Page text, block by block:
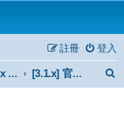
登入
註冊
phpBB 3.1.x Forum Archive [3.1.x] 官方認證風格